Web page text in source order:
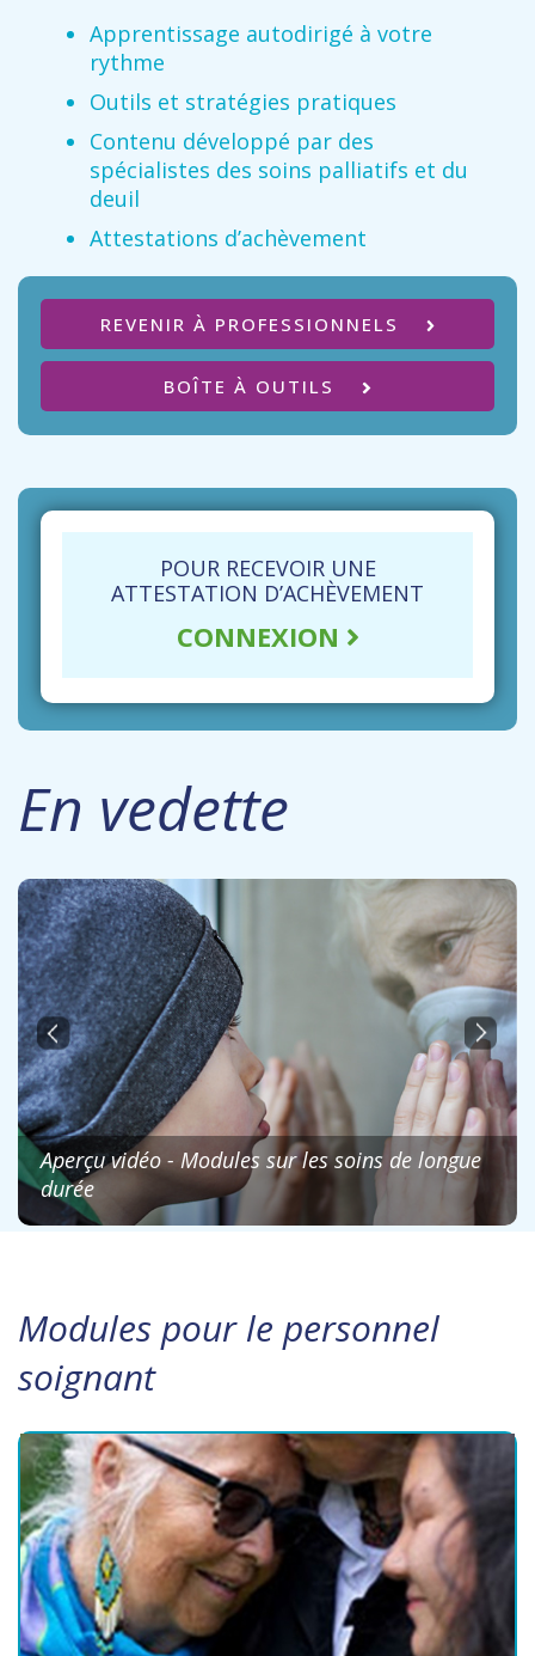
Apprentissage autodirigé à votre
rythme
Outils et stratégies pratiques
Contenu développé par des
spécialistes des soins palliatifs et du
deuil
Attestations d’achèvement
REVENIR À PROFESSIONNELS
BOÎTE À OUTILS
POUR RECEVOIR UNE
ATTESTATION D’ACHÈVEMENT
CONNEXION
En vedette
Aperçu vidéo - Modules sur les soins de longue
durée
Modules pour le personnel
soignant